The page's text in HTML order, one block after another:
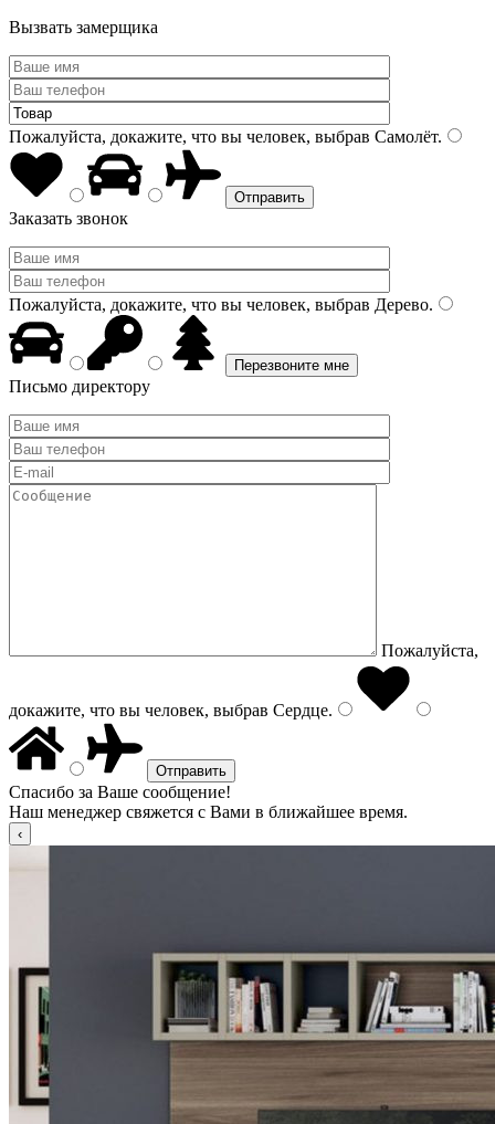
Вызвать замерщика
Пожалуйста, докажите, что вы человек, выбрав Самолёт.
Заказать звонок
Пожалуйста, докажите, что вы человек, выбрав Дерево.
Письмо директору
Пожалуйста,
докажите, что вы человек, выбрав Сердце.
Спасибо за Ваше сообщение!
Наш менеджер свяжется с Вами в ближайшее время.